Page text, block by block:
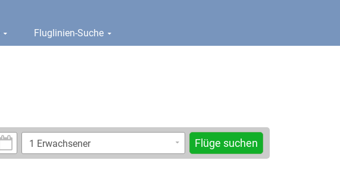
Fluglinien-Suche
Flüge suchen